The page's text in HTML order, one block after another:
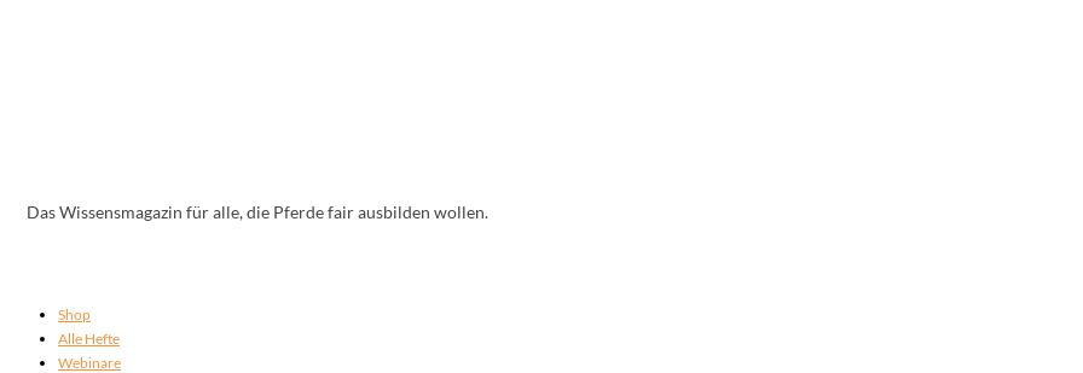
Das Wissensmagazin für alle, die Pferde fair ausbilden wollen.
Shop
Alle Hefte
Webinare